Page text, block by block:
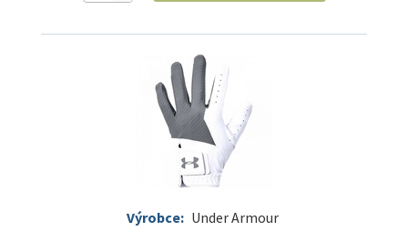
Výrobce: Under Armour